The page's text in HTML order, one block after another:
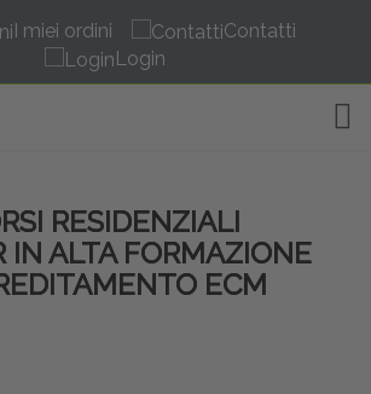
I miei ordini
Contatti
Login
RESIDENZIALI
IN ALTA FORMAZIONE
ECM